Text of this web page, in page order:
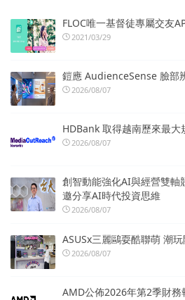
FLOC唯一基督徒專屬交友
2021/03/29
鎧應 AudienceSense 臉部
2026/08/07
HDBank 取得越南歷來最大
2026/08/07
創智動能強化AI與經營雙軸
邀分享AI時代投資思維
2026/08/07
ASUSx三麗鷗耍酷聯萌 潮
2026/08/07
AMD公佈2026年第2季財務